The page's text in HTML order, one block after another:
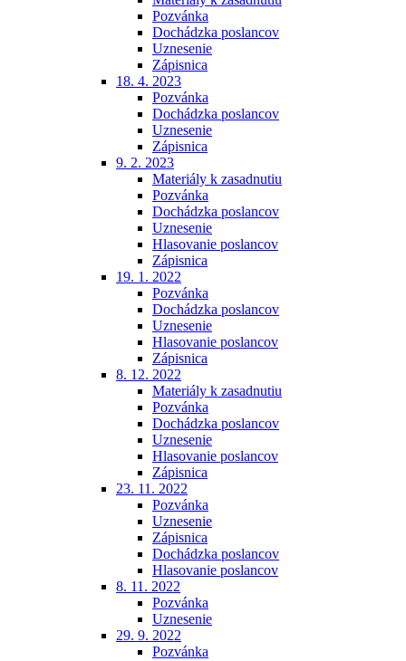
Pozvánka
Dochádzka poslancov
Uznesenie
Zápisnica
18. 4. 2023
Pozvánka
Dochádzka poslancov
Uznesenie
Zápisnica
9. 2. 2023
Materiály k zasadnutiu
Pozvánka
Dochádzka poslancov
Uznesenie
Hlasovanie poslancov
Zápisnica
19. 1. 2022
Pozvánka
Dochádzka poslancov
Uznesenie
Hlasovanie poslancov
Zápisnica
8. 12. 2022
Materiály k zasadnutiu
Pozvánka
Dochádzka poslancov
Uznesenie
Hlasovanie poslancov
Zápisnica
23. 11. 2022
Pozvánka
Uznesenie
Zápisnica
Dochádzka poslancov
Hlasovanie poslancov
8. 11. 2022
Pozvánka
Uznesenie
29. 9. 2022
Pozvánka